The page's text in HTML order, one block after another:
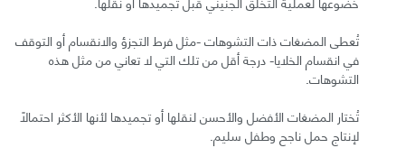
تُعطى المضغات ذات التشوهات -مثل فرط التجزؤ والانقسام أو التوقف
في انقسام الخلايا- درجة أقل من تلك التي لا تعاني من مثل هذه
التشوهات.
تُختار المضغات الأفضل والأحسن لنقلها أو تجميدها لأنها الأكثر احتمالًا
لإنتاج حمل ناجح وطفل سليم.